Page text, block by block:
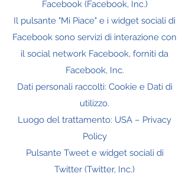
Facebook (Facebook, Inc.)
Il pulsante "Mi Piace" e i widget sociali di
Facebook sono servizi di interazione con
il social network Facebook, forniti da
Facebook, Inc.
Dati personali raccolti: Cookie e Dati di
utilizzo.
Luogo del trattamento: USA – Privacy
Policy
Pulsante Tweet e widget sociali di
Twitter (Twitter, Inc.)